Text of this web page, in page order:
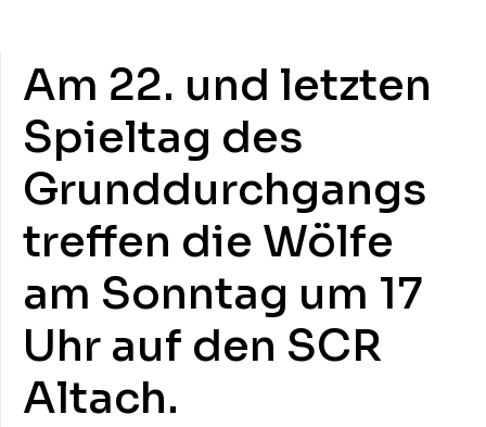
Am 22. und letzten
Spieltag des
Grunddurchgangs
treffen die Wölfe
am Sonntag um 17
Uhr auf den SCR
Altach.